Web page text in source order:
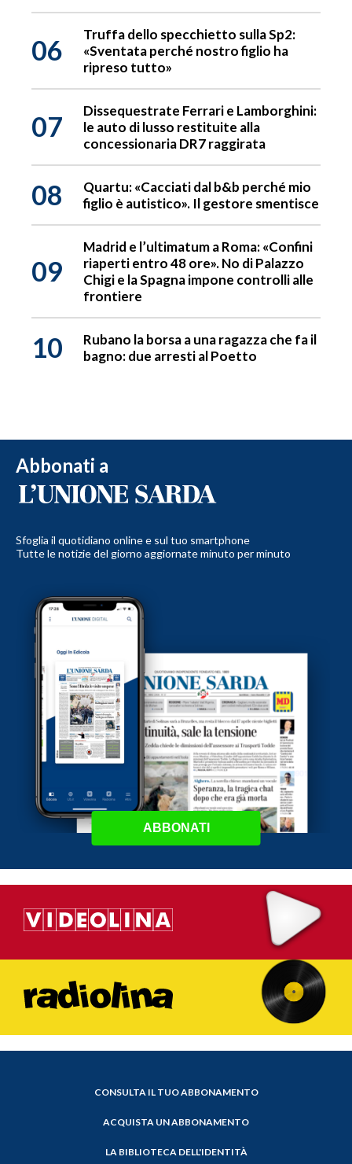
06
Truffa dello specchietto sulla Sp2:
«Sventata perché nostro figlio ha
ripreso tutto»
07
Dissequestrate Ferrari e Lamborghini:
le auto di lusso restituite alla
concessionaria DR7 raggirata
08
Quartu: «Cacciati dal b&b perché mio
figlio è autistico». Il gestore smentisce
09
Madrid e l’ultimatum a Roma: «Confini
riaperti entro 48 ore». No di Palazzo
Chigi e la Spagna impone controlli alle
frontiere
10
Rubano la borsa a una ragazza che fa il
bagno: due arresti al Poetto
Abbonati a
Sfoglia il quotidiano online e sul tuo smartphone
Tutte le notizie del giorno aggiornate minuto per minuto
ABBONATI
CONSULTA IL TUO ABBONAMENTO
ACQUISTA UN ABBONAMENTO
LA BIBLIOTECA DELL'IDENTITÀ